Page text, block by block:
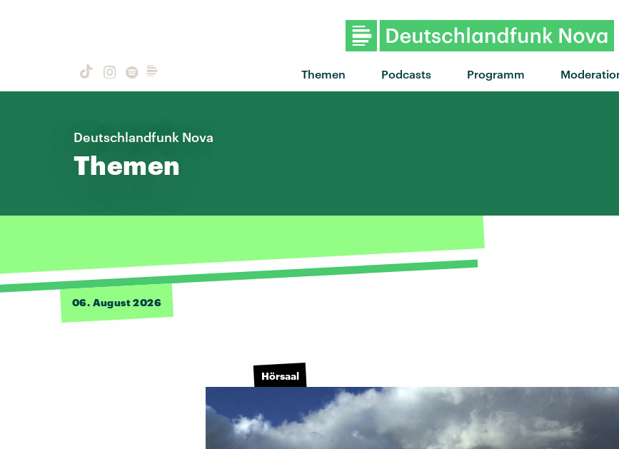
Themen Podcasts Programm
"Doin' Time" von Lana
Deutschlandfunk Nova
Themen
06. August 2026
Hörsaal